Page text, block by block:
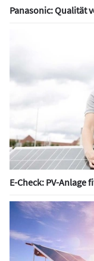
Panasonic: Qualität
E-Check: PV-Anlage